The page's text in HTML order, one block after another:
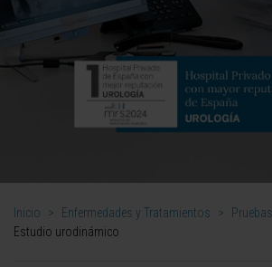
Inicio > Enfermedades y Tratamientos >
Estudio urodinámico